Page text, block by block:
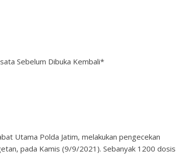
Sebelum Dibuka Kembali*
Utama Polda Jatim, melakukan pengecekan
pada Kamis (9/9/2021). Sebanyak 1200 dosis